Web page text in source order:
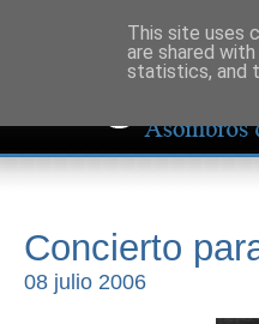
Concierto
08 julio 2006
This site uses
are shared
statistics, and